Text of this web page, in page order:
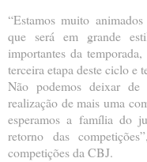
“Estamos muito
que será em grande
importantes da
terceira etapa deste ciclo e
Não podemos deixar
realização de mais uma
esperamos a família do
retorno das
competições da CBJ.